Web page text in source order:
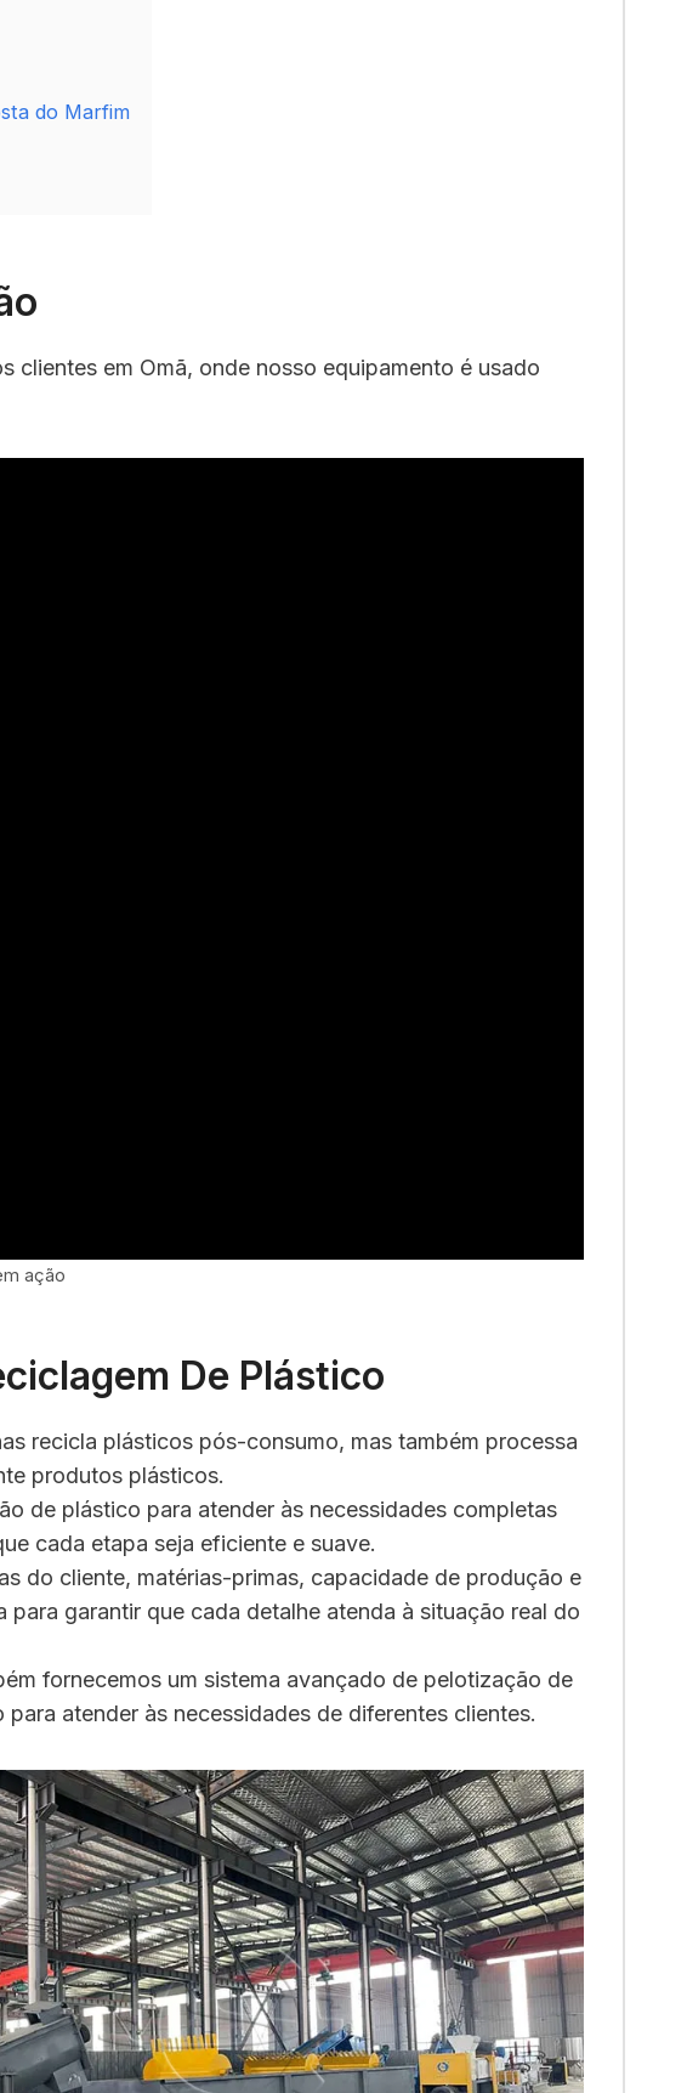
do Marfim
em Omã, onde nosso equipamento é usado
ação
De Plástico
recicla plásticos pós-consumo, mas também processa
produtos plásticos.
de plástico para atender às necessidades completas
cada etapa seja eficiente e suave.
do cliente, matérias-primas, capacidade de produção e
garantir que cada detalhe atenda à situação real do
fornecemos um sistema avançado de pelotização de
atender às necessidades de diferentes clientes.